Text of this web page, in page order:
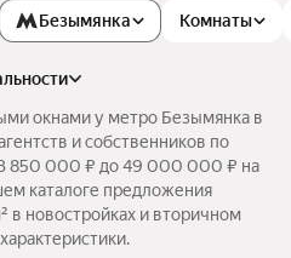
Комнаты
Безымянка
окнами у метро Безымянка в
и собственников по
3 850 000 ₽ до 49 000 000 ₽ на
каталоге предложения
в новостройках и вторичном